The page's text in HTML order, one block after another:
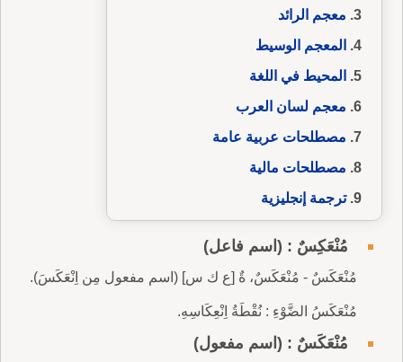
معجم الرائد
المعجم الوسيط
المحيط في اللغة
معجم لسان العرب
مصطلحات عربية عامة
مصطلحات مالية
ترجمة إنجليزية
مُنْعَكِسٌ : (اسم فاعل)
مُنْعَكَسٌ - مُنْعَكَسٌ، ةٌ [ع ك س] (اسم مفعول مِن اِنْعَكَسَ).
مُنْعَكَسُ الضَّوْءِ : نُقْطَةُ اِنْعِكَاسِهِ.
مُنْعَكَسٌ : (اسم مفعول)